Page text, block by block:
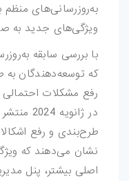
سایر
به‌روزرسانی‌های منظم
ویژگی‌های جدید به
که توسعه‌دهندگان به
در
طرح‌بندی و رفع
نشان می‌دهند که
اصلی بیشتر، پنل